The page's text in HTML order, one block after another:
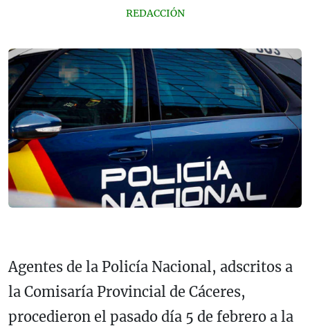
REDACCIÓN
Agentes de la Policía Nacional, adscritos a
la Comisaría Provincial de Cáceres,
procedieron el pasado día 5 de febrero a la